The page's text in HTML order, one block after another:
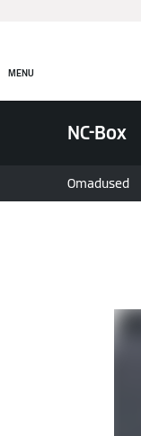
MENU
NC-Box
Omadused